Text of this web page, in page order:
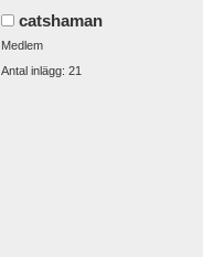
catshaman
Medlem
Antal inlägg: 21